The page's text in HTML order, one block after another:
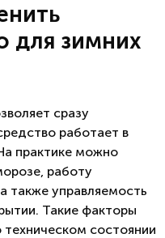
для зимних
сразу
работает в
практике можно
работу
также управляемость
Такие факторы
состоянии